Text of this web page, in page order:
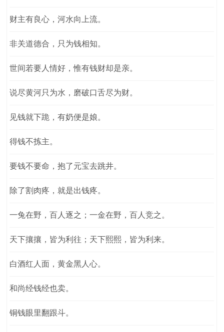
财主有良心，河水向上流。
非关道德合，只为钱相知。
世间若要人情好，惟有钱财却是亲。
说尽黄河只为水，磨破口舌尽为财。
见钱就下跪，有奶便是娘。
得钱不拣主。
要钱不要命，抱了元宝去跳井。
除了割肉疼，就是出钱疼。
一兔在野，百人逐之；一金在野，百人竞之。
天下攘攘，皆为利往；天下熙熙，皆为利来。
白酒红人面，黄金黑人心。
和尚经钱经也卖。
铜钱眼里翻跟斗。